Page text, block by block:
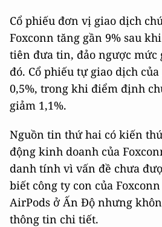
Cổ phiếu đơn vị giao dịch
Foxconn tăng gần 9% sau
tiên đưa tin, đảo ngược mức
đó. Cổ phiếu tự giao dịch
0,5%, trong khi điểm định
giảm 1,1%.
Nguồn tin thứ hai có kiến
động kinh doanh của
danh tính vì vấn đề chưa
biết công ty con của
AirPods ở Ấn Độ nhưng
thông tin chi tiết.